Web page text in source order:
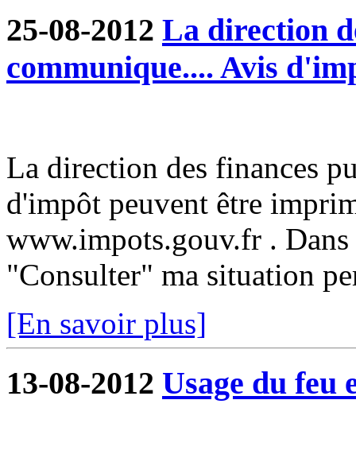
25-08-2012 La direction
communique.... Avis
La direction des finances
d'impôt peuvent être
www.impots.gouv.fr .
"Consulter" ma situation
[En savoir plus]
13-08-2012 Usage du feu